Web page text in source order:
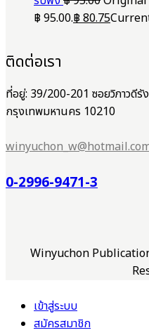
฿ 95.00.฿80.75
ติดต่อเรา
ที่อยู่: 39/200-201 ซอยวิภาวดี
กรุงเทพมหานคร 10210
0-2996-9471-3
Winyuchon
เข้าสู่ระบบ
สมัครสมาชิก